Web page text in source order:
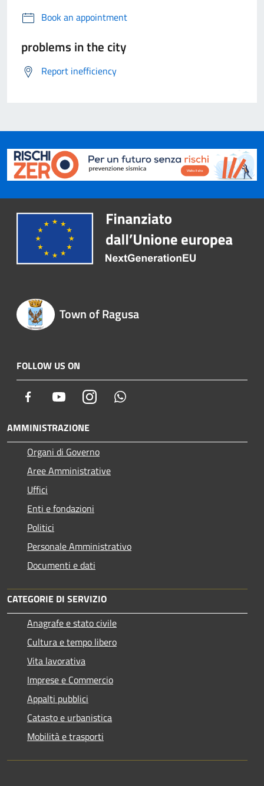
Book an appointment
problems in the city
Report inefficiency
Town of Ragusa
FOLLOW US ON
Facebook YoutubeInstagram
AMMINISTRAZIONE
Organi di Governo
Aree Amministrative
Uffici
Enti e fondazioni
Politici
Personale Amministrativo
Documenti e dati
CATEGORIE DI SERVIZIO
Anagrafe e stato civile
Cultura e tempo libero
Vita lavorativa
Imprese e Commercio
Appalti pubblici
Catasto e urbanistica
Mobilità e trasporti